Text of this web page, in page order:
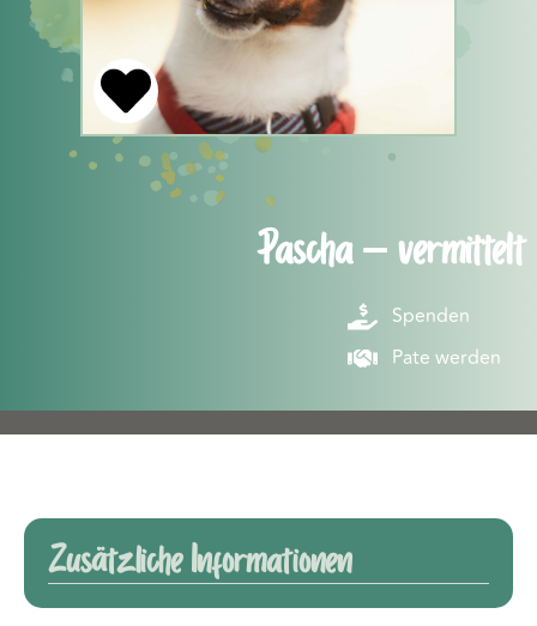
Pascha – vermittelt
Spenden
Pate werden
Zusätzliche Informationen